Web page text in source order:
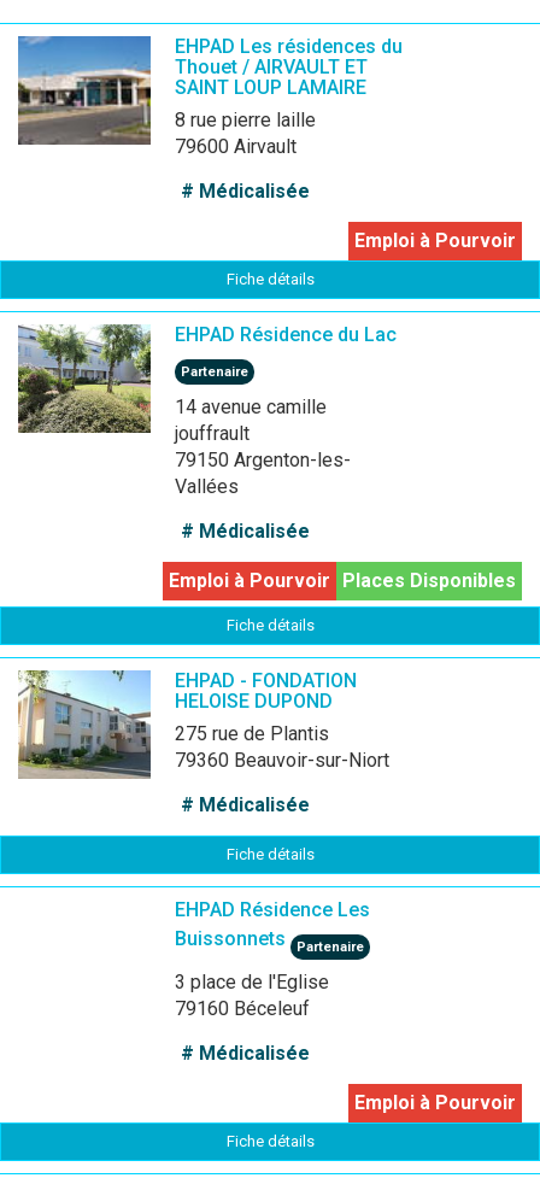
EHPAD Les résidences du
Thouet / AIRVAULT ET
SAINT LOUP LAMAIRE
8 rue pierre laille
79600 Airvault
# Médicalisée
Emploi à Pourvoir
Fiche détails
EHPAD Résidence du Lac
Partenaire
14 avenue camille
jouffrault
79150 Argenton-les-
Vallées
# Médicalisée
Places Disponibles
Emploi à Pourvoir
Fiche détails
EHPAD - FONDATION
HELOISE DUPOND
275 rue de Plantis
79360 Beauvoir-sur-Niort
# Médicalisée
Fiche détails
EHPAD Résidence Les
Buissonnets
Partenaire
3 place de l'Eglise
79160 Béceleuf
# Médicalisée
Emploi à Pourvoir
Fiche détails